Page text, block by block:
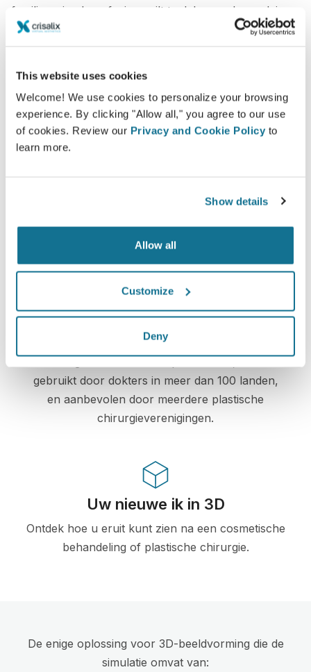
This website uses cookies
Welcome! We use cookies to personalize your browsing
experience. By clicking "Allow all," you agree to our use
of cookies. Review our Privacy and Cookie Policy to
learn more.
Show details
Allow all
Customize
Deny
familie, vrienden of wie u wilt te delen om hun advies
te krijgen.
Crisalix beschermt uw privacy ten alle tijden.
High-Tech
De eerste online 3D simulatie voor plastische
gebruikt door dokters in meer dan 100 landen,
en aanbevolen door meerdere plastische
chirurgieverenigingen.
Uw nieuwe ik in 3D
Ontdek hoe u eruit kunt zien na een cosmetische
behandeling of plastische chirurgie.
De enige oplossing voor 3D-beeldvorming die de
simulatie omvat van: